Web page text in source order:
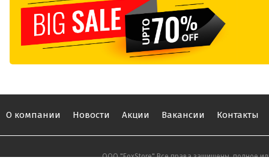
О компании Новости Акции Вакансии Контакты
ООО "FoxStore" Все права защищены, полное